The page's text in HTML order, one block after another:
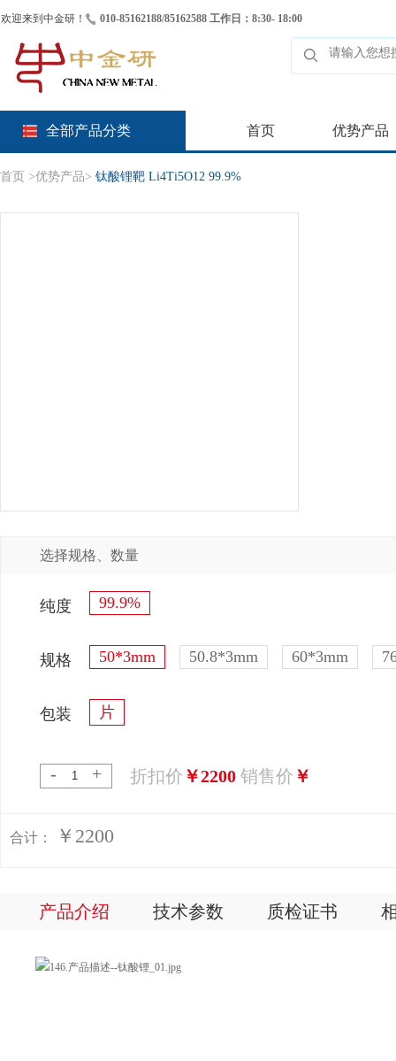
欢迎来到中金研！ 010-85162188/85162588 工作日：8:30- 18:00
全部产品分类 首页 优势产品
首页 >优势产品> 钛酸锂靶 Li4Ti5O12 99.9%
选择规格、数量
纯度 99.9%
规格 50*3mm 50.8*3mm 60*3mm
包装 片
- + 折扣价 ￥2200 销售价 ￥
合计： ￥2200
产品介绍 技术参数 质检证书